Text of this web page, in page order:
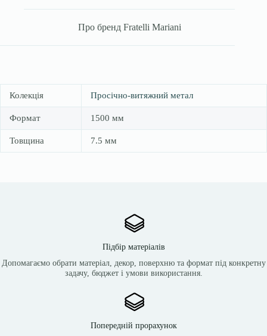
Про бренд Fratelli Mariani
Колекція Просічно-витяжний метал
Формат 1500 мм
Товщина 7.5 мм
Підбір матеріалів
Допомагаємо обрати матеріал, декор, поверхню та формат під конкретну
задачу, бюджет і умови використання.
Попередній прорахунок